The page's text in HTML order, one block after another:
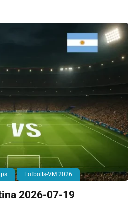
Fotbolls-VM 2026
2026-07-19